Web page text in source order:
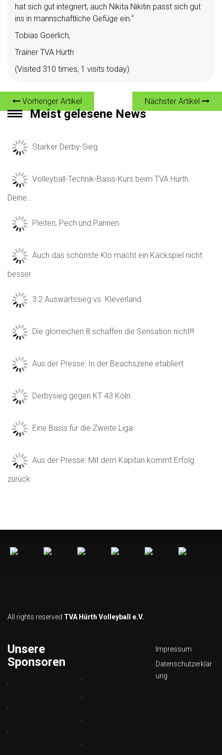
hat sich gut integriert, auch Nikita Nikitin passt sich gut
ins in mannschaftliche Gefüge ein.“
Tobias Goerlich,
Trainer TVA Hürth
(Visited 310 times, 1 visits today)
Vorheriger Artikel Nächster Artikel
Meist gelesene News
Starker Derby-Sieg
Volleyball-Technik-Basis-Kurs beim TVA Hürth:
Deine…
Pleiten, Pech und Pannen
Auch das schönste Klo macht ein Kackspiel nicht
besser
3:2 Auswärtssieg vs. Kleverland
Die glorreichen 8 schaffen die Sensation nicht!!!
Aus der Presse: In der Beachszene etabliert
Derbysieg gegen KT 43 Köln
Eine Basis für die Zweite Liga
Aus der Presse: Mit dem Kapitän kommt Erfolg
zurück
All rights reserved TVA Hürth Volleyball e.V.
Unsere
Sponsoren
Impressum
Datenschutzerklär
ung